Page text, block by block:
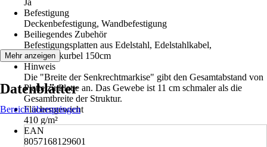
Ja
Befestigung
Deckenbefestigung, Wandbefestigung
Beiliegendes Zubehör
Befestigungsplatten aus Edelstahl, Edelstahlkabel,
Markisenkurbel 150cm
Hinweis
Die "Breite der Senkrechtmarkise" gibt den Gesamtabstand von
Platte zu Platte an. Das Gewebe ist 11 cm schmaler als die
Gesamtbreite der Struktur.
Flächengewicht
410 g/m²
EAN
8057168129601
Mehr anzeigen
Datenblätter
Bereich überspringen